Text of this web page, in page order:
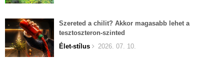
Szereted a chilit? Akkor magasabb lehet a
tesztoszteron-szinted
Élet-stílus
2026. 07. 10.